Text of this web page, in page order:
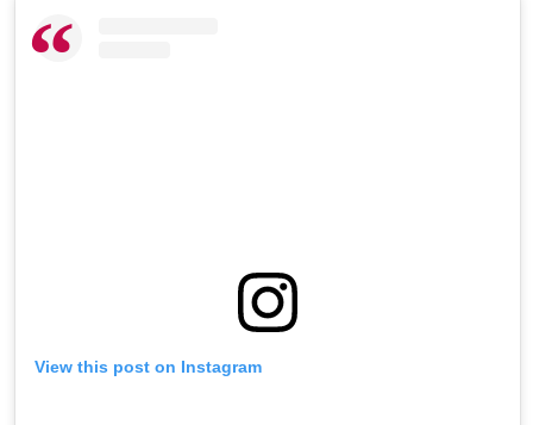
View this post on Instagram